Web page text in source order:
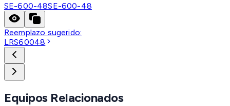
SE-600-48SE-600-48
Reemplazo sugerido:
LRS60048
Equipos Relacionados